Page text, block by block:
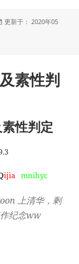
发
更新于： 2020年05
学习经验
素性判
性判定
ijia mnihyc
上清华，剩
纪念ww